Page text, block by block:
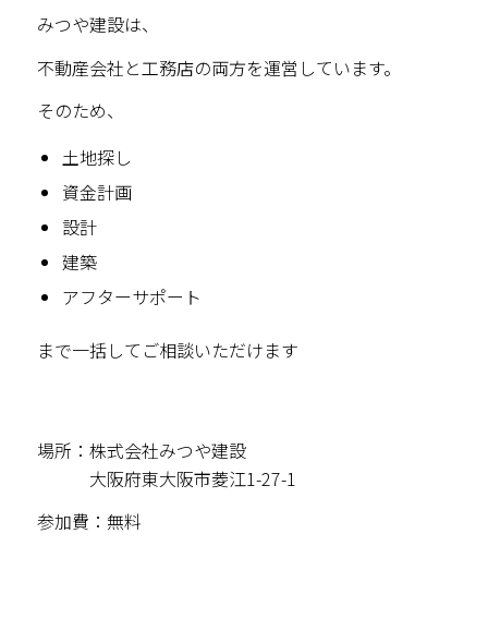
みつや建設は、
不動産会社と工務店の両方を運営しています。
そのため、
土地探し
資金計画
設計
建築
アフターサポート
まで一括してご相談いただけます
場所：株式会社みつや建設
大阪府東大阪市菱江1-27-1
参加費：無料